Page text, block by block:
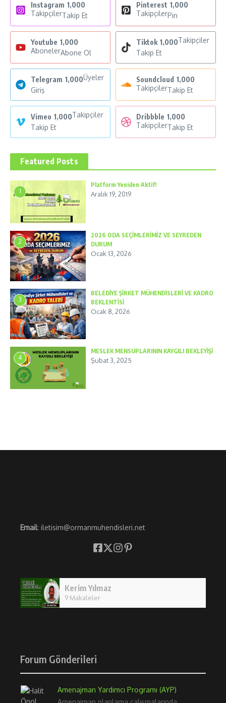
Instagram 1,000
TakipçilerTakip Et
Pinterest 1,000
TakipçilerPin
Youtube 1,000
AbonelerAbone Ol
Tiktok 1,000Takipçiler
Takip Et
Telegram 1,000Üyeler
Giriş
Soundcloud 1,000
TakipçilerTakip Et
Vimeo 1,000Takipçiler
Takip Et
Dribbble 1,000
TakipçilerTakip Et
Featured Posts
1
Platform Yeniden Aktif!
Aralık 19, 2019
2
2026 ODA SEÇİMLERİMİZ VE SEYREDEN
DURUM
Ocak 13, 2026
3
BELEDİYE ŞİRKET MÜHENDİSLERİ VE KADRO
BEKLENTİSİ
Ocak 8, 2026
4
MESLEK MENSUPLARININ KAYGILI BEKLEYİŞİ
Şubat 3, 2025
Email: iletisim@ormanmuhendisleri.net
Kerim Yılmaz
9 Makaleler
Forum Gönderileri
Amenajman Yardımcı Programı (AYP)